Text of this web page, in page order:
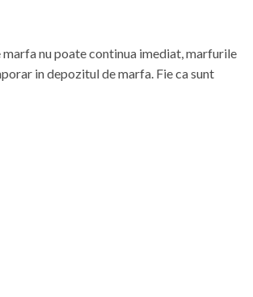
nu poate continua imediat, marfurile
in depozitul de marfa. Fie ca sunt